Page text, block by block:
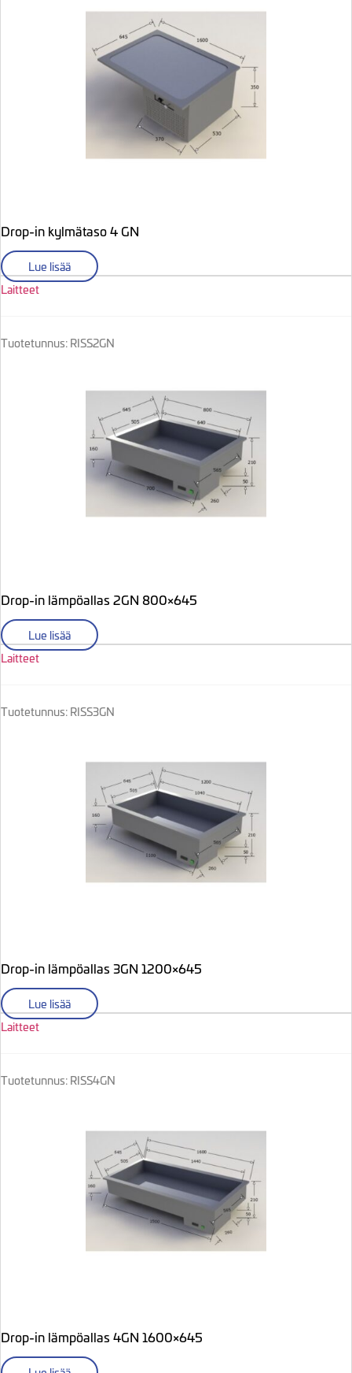
Drop-in kylmätaso 4 GN
Lue lisää
Laitteet
Tuotetunnus: RISS2GN
Drop-in lämpöallas 2GN 800×645
Lue lisää
Laitteet
Tuotetunnus: RISS3GN
Drop-in lämpöallas 3GN 1200×645
Lue lisää
Laitteet
Tuotetunnus: RISS4GN
Drop-in lämpöallas 4GN 1600×645